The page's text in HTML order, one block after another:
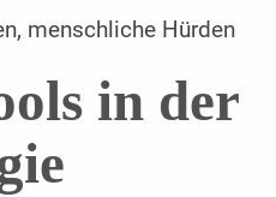
menschliche Hürden
in der